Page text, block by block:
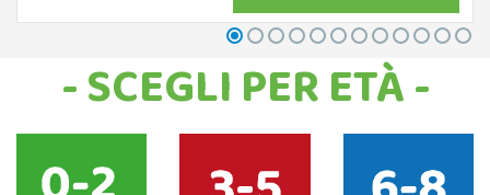
- SCEGLI PER ETÀ -